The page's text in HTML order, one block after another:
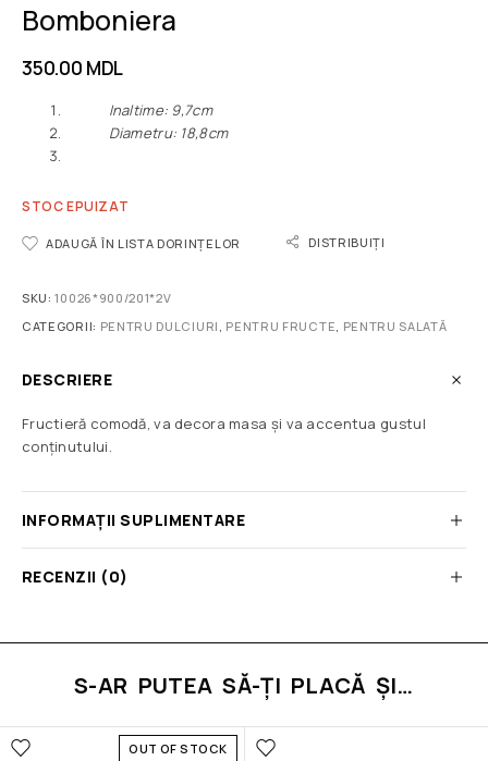
Bomboniera
350.00 MDL
Inaltime: 9,7cm
Diametru: 18,8cm
STOC EPUIZAT
ADAUGĂ ÎN LISTA DORINȚELOR DISTRIBUIȚI
SKU:10026*900/201*2V
CATEGORII: PENTRU DULCIURI , PENTRU FRUCTE, PENTRU SALATĂ
DESCRIERE
Fructieră comodă, va decora masa și va accentua gustul
conținutului.
INFORMAȚII SUPLIMENTARE
RECENZII (0)
S-AR PUTEA SĂ-ȚI PLACĂ ȘI…
OUT OF STOCK